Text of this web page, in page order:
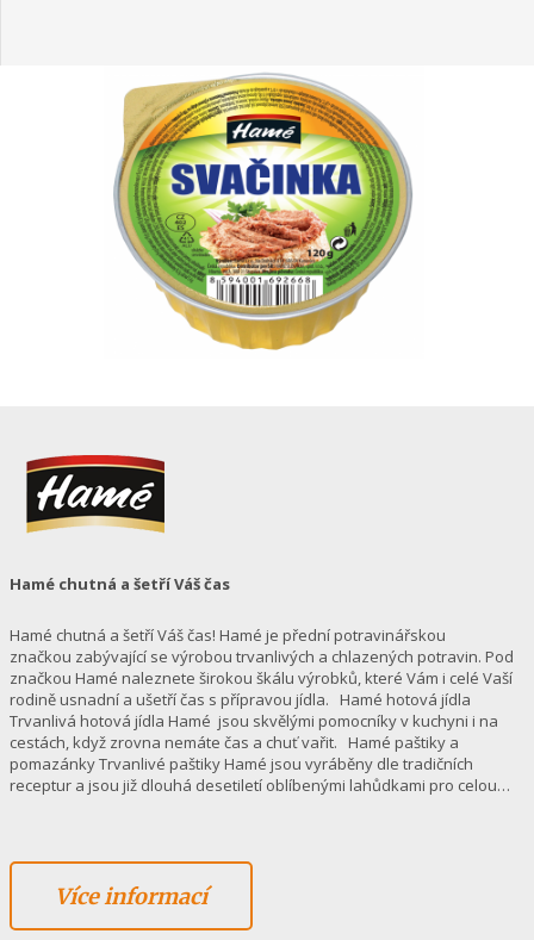
Hamé chutná a šetří Váš čas
Hamé chutná a šetří Váš čas! Hamé je přední potravinářskou
značkou zabývající se výrobou trvanlivých a chlazených potravin. Pod
značkou Hamé naleznete širokou škálu výrobků, které Vám i celé Vaší
rodině usnadní a ušetří čas s přípravou jídla. Hamé hotová jídla
Trvanlivá hotová jídla Hamé jsou skvělými pomocníky v kuchyni i na
cestách, když zrovna nemáte čas a chuť vařit. Hamé paštiky a
pomazánky Trvanlivé paštiky Hamé jsou vyráběny dle tradičních
receptur a jsou již dlouhá desetiletí oblíbenými lahůdkami pro celou…
Více informací